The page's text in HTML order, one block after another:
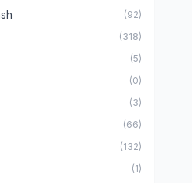
(92)
(318)
(5)
(0)
(3)
(66)
(132)
(1)